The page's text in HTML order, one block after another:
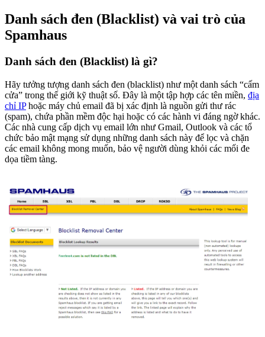
Danh sách đen (Blacklist) và vai trò của
Spamhaus
Danh sách đen (Blacklist) là gì?
Hãy tưởng tượng danh sách đen (blacklist) như một danh sách “cấm
cửa” trong thế giới kỹ thuật số. Đây là một tập hợp các tên miền, địa
chỉ IPhoặc máy chủ email đã bị xác định là nguồn gửi thư rác
(spam), chứa phần mềm độc hại hoặc có các hành vi đáng ngờ khác.
Các nhà cung cấp dịch vụ email lớn như Gmail, Outlook và các tổ
chức bảo mật mạng sử dụng những danh sách này để lọc và chặn
các email không mong muốn, bảo vệ người dùng khỏi các mối đe
dọa tiềm tàng.